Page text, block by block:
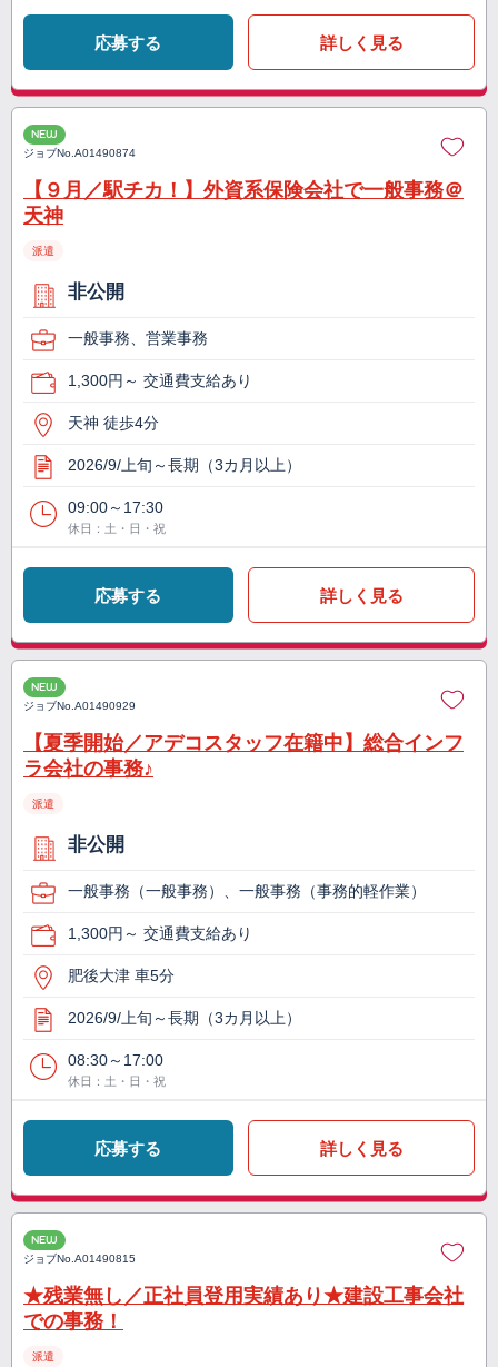
応募する 詳しく見る
NEW
ジョブNo.A01490874
【９月／駅チカ！】外資系保険会社で一般事務＠
天神
派遣
非公開
一般事務、営業事務
1,300円～ 交通費支給あり
天神 徒歩4分
2026/9/上旬～長期（3カ月以上）
09:00～17:30
休日：土・日・祝
応募する 詳しく見る
NEW
ジョブNo.A01490929
【夏季開始／アデコスタッフ在籍中】総合インフ
ラ会社の事務♪
派遣
非公開
一般事務（一般事務）、一般事務（事務的軽作業）
1,300円～ 交通費支給あり
肥後大津 車5分
2026/9/上旬～長期（3カ月以上）
08:30～17:00
休日：土・日・祝
応募する 詳しく見る
NEW
ジョブNo.A01490815
★残業無し／正社員登用実績あり★建設工事会社
での事務！
派遣